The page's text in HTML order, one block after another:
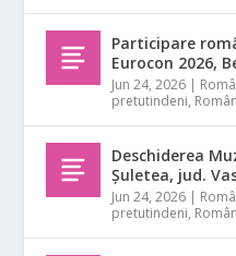
Participare
Eurocon 2026,
Jun 24, 2026 |
pretutindeni,
Deschiderea
Șuletea, jud.
Jun 24, 2026 |
pretutindeni,